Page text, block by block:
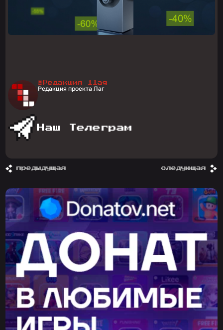
@Редакция 1lag
Редакция проекта Лаг
Наш Телеграм
предыдущая следующая